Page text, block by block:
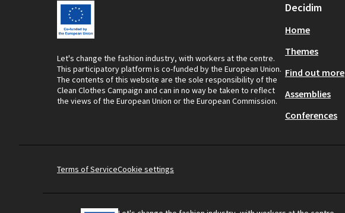
Let's change the fashion industry, with workers at the centre.
This participatory platform is co-funded by the European Union.
The contents of this website are the sole responsibility of the
Clean Clothes Campaign and can in no way be taken to reflect
the views of the European Union or the European Commission.
Decidim
Home
Themes
Find out more
Assemblies
Conferences
Terms of ServiceCookie settings